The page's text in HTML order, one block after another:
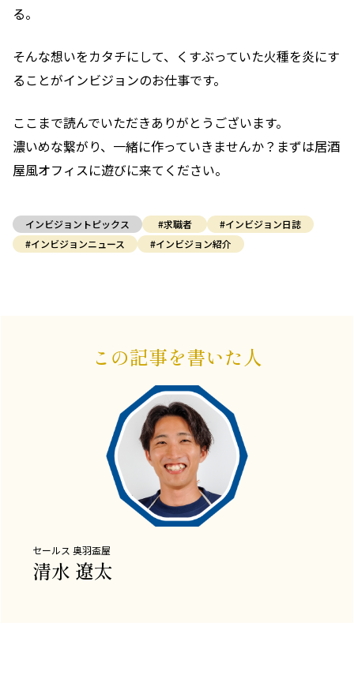
る。
そんな想いをカタチにして、くすぶっていた火種を炎にす
ることがインビジョンのお仕事です。
ここまで読んでいただきありがとうございます。
濃いめな繋がり、一緒に作っていきませんか？まずは居酒
屋風オフィスに遊びに来てください。
インビジョントピックス #求職者
#インビジョン日誌
#インビジョンニュース
#インビジョン紹介
この記事を書いた人
セールス 奥羽盃屋
清水 遼太